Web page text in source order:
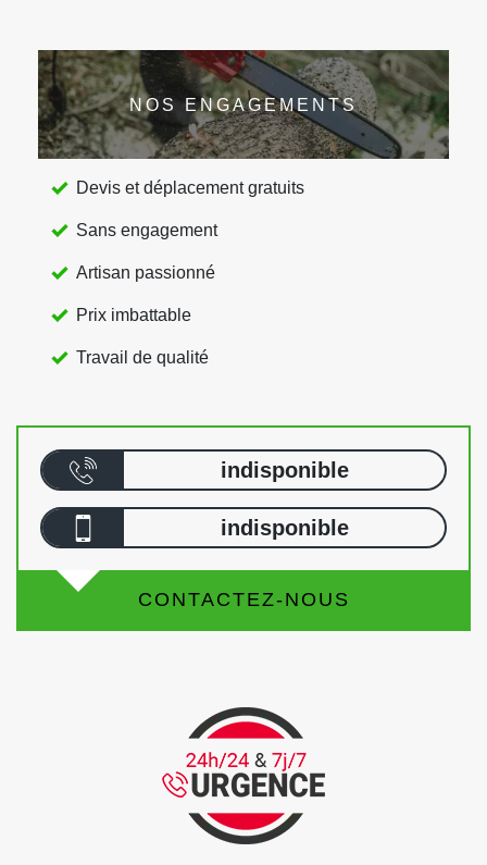
NOS ENGAGEMENTS
Devis et déplacement gratuits
Sans engagement
Artisan passionné
Prix imbattable
Travail de qualité
indisponible
indisponible
CONTACTEZ-NOUS